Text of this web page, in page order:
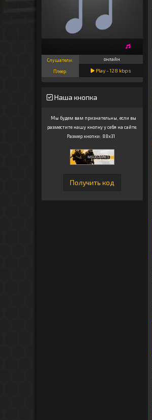
Слушатели: онлайн
Плеер: Play -128 kbps
Наша кнопка
Мы будем вам признательны, если вы
разместите нашу кнопку у себя на сайте.
Размер кнопки: 88x31